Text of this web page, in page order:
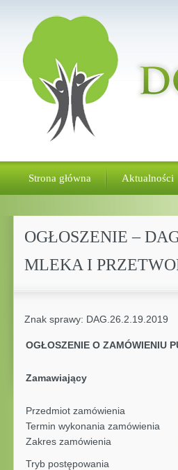
Strona główna Aktualności
OGŁOSZENIE –
MLEKA I
Znak sprawy:
OGŁOSZENIE O ZAMÓWIENIU
Zamawiający
Przedmiot zamówienia
Termin wykonania zamówienia
Zakres zamówienia
Tryb postępowania